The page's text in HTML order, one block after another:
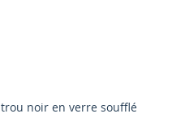
noir en verre soufflé